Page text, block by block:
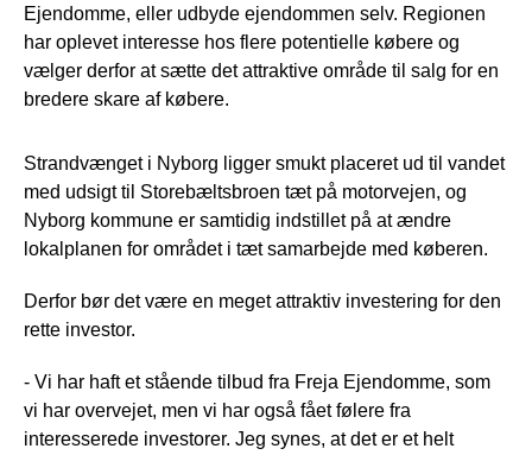
Ejendomme, eller udbyde ejendommen selv. Regionen
har oplevet interesse hos flere potentielle købere og
vælger derfor at sætte det attraktive område til salg for en
bredere skare af købere.
Strandvænget i Nyborg ligger smukt placeret ud til vandet
med udsigt til Storebæltsbroen tæt på motorvejen, og
Nyborg kommune er samtidig indstillet på at ændre
lokalplanen for området i tæt samarbejde med køberen.
Derfor bør det være en meget attraktiv investering for den
rette investor.
- Vi har haft et stående tilbud fra Freja Ejendomme, som
vi har overvejet, men vi har også fået følere fra
interesserede investorer. Jeg synes, at det er et helt